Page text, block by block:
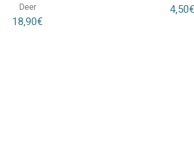
Deer
18,90€
4,50€